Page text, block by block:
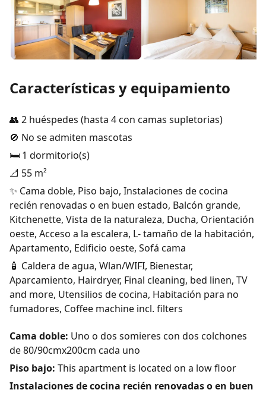
Características y equipamiento
👥 2 huéspedes (hasta 4 con camas supletorias)
🚫 No se admiten mascotas
🛏️ 1 dormitorio(s)
📐 55 m²
✨ Cama doble, Piso bajo, Instalaciones de cocina
recién renovadas o en buen estado, Balcón grande,
Kitchenette, Vista de la naturaleza, Ducha, Orientación
oeste, Acceso a la escalera, L- tamaño de la habitación,
Apartamento, Edificio oeste, Sofá cama
🧴 Caldera de agua, Wlan/WIFI, Bienestar,
Aparcamiento, Hairdryer, Final cleaning, bed linen, TV
and more, Utensilios de cocina, Habitación para no
fumadores, Coffee machine incl. filters
Cama doble: Uno o dos somieres con dos colchones
de 80/90cmx200cm cada uno
Piso bajo: This apartment is located on a low floor
Instalaciones de cocina recién renovadas o en buen